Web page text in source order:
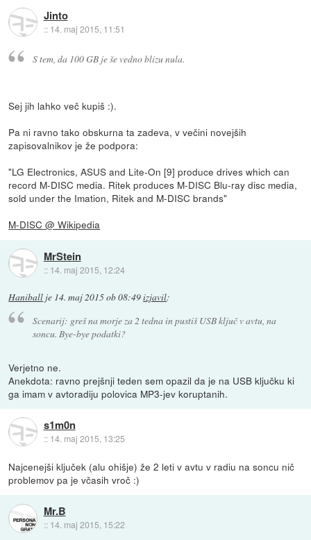
Jinto
:: 14. maj 2015, 11:51
S tem, da 100 GB je še vedno blizu nula.
Sej jih lahko več kupiš :).
Pa ni ravno tako obskurna ta zadeva, v večini novejših
zapisovalnikov je že podpora:
"LG Electronics, ASUS and Lite-On [9] produce drives which can
record M-DISC media. Ritek produces M-DISC Blu-ray disc media,
sold under the Imation, Ritek and M-DISC brands"
M-DISC @ Wikipedia
MrStein
:: 14. maj 2015, 12:24
Haniball je 14. maj 2015 ob 08:49izjavil:
Scenarij: greš na morje za 2 tedna in pustiš USB ključ v avtu, na
soncu. Bye-bye podatki?
Verjetno ne.
Anekdota: ravno prejšnji teden sem opazil da je na USB ključku ki
ga imam v avtoradiju polovica MP3-jev koruptanih.
s1m0n
:: 14. maj 2015, 13:25
Najcenejši ključek (alu ohišje) že 2 leti v avtu v radiu na soncu nič
problemov pa je včasih vroč :)
Mr.B
:: 14. maj 2015, 15:22